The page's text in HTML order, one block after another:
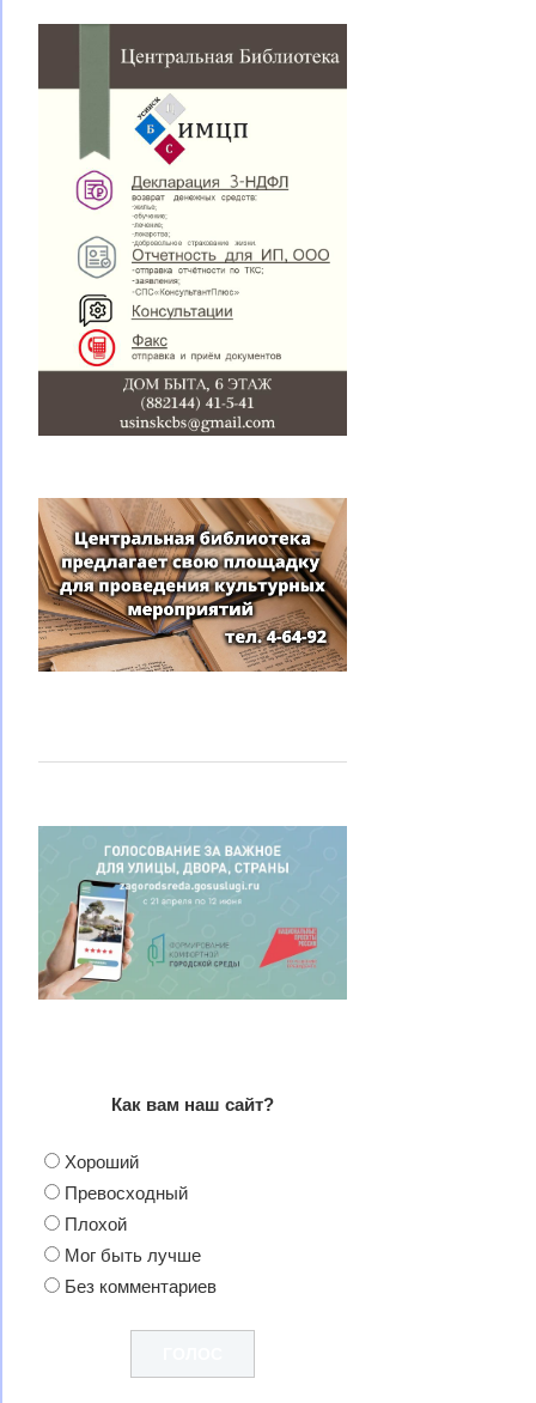
Как вам наш сайт?
Хороший
Превосходный
Плохой
Мог быть лучше
Без комментариев